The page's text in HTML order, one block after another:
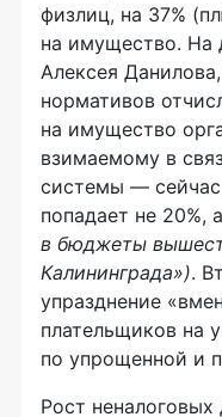
физлиц, на 37%
на имущество. На
Алексея
нормативов
на имущество
взимаемому в
системы —
попадает не 20%,
в бюджеты
Калининграда»).
упразднение
плательщиков на
по упрощенной и
Рост